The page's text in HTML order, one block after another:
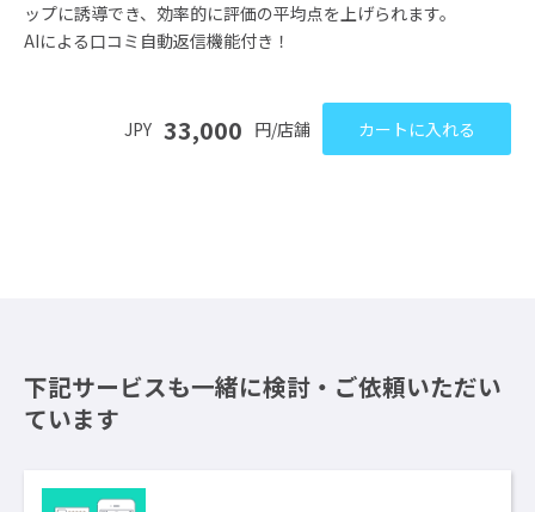
ップに誘導でき、効率的に評価の平均点を上げられます。
AIによる口コミ自動返信機能付き！
JPY 33,000 円/店舗 カートに入れる
下記サービスも一緒に検討・ご依頼いただい
ています